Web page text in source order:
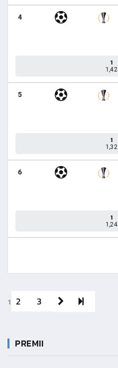
4
1
1,42
5
1
1,32
6
1
1,24
1 2 3
PREMII